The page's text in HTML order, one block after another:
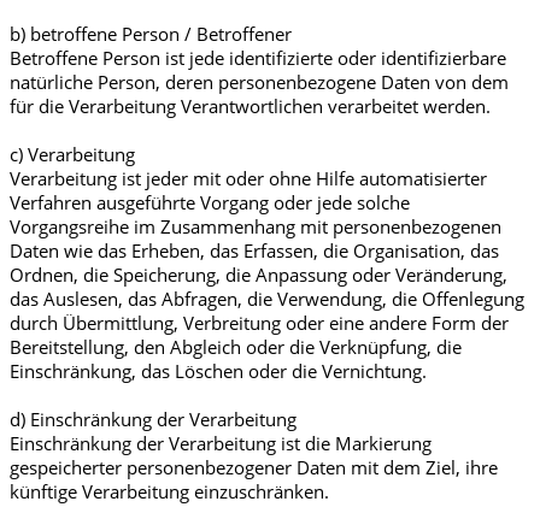
b) betroffene Person / Betroffener
Betroffene Person ist jede identifizierte oder identifizierbare
natürliche Person, deren personenbezogene Daten von dem
für die Verarbeitung Verantwortlichen verarbeitet werden.
c) Verarbeitung
Verarbeitung ist jeder mit oder ohne Hilfe automatisierter
Verfahren ausgeführte Vorgang oder jede solche
Vorgangsreihe im Zusammenhang mit personenbezogenen
Daten wie das Erheben, das Erfassen, die Organisation, das
Ordnen, die Speicherung, die Anpassung oder Veränderung,
das Auslesen, das Abfragen, die Verwendung, die Offenlegung
durch Übermittlung, Verbreitung oder eine andere Form der
Bereitstellung, den Abgleich oder die Verknüpfung, die
Einschränkung, das Löschen oder die Vernichtung.
d) Einschränkung der Verarbeitung
Einschränkung der Verarbeitung ist die Markierung
gespeicherter personenbezogener Daten mit dem Ziel, ihre
künftige Verarbeitung einzuschränken.